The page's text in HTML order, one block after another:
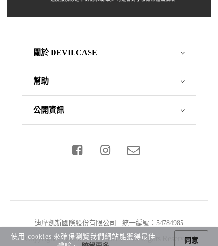
關於 DEVILCASE
幫助
公開資訊
迪摩凱斯國際股份有限公司 統一編號：54784985
Copyright © 2026 DEVILCASE All Rights Reserved.
使用 cookies 來確保瀏覽我們網站能獲得最佳
同意